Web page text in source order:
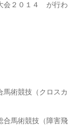
会２０１４ が行わ
競技（クロスカ
技（障害飛